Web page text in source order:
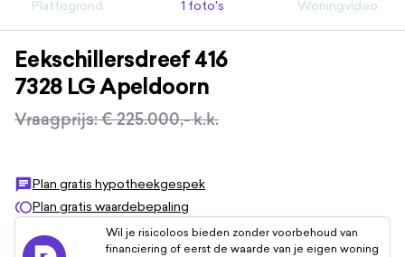
Plattegrond 1 foto's Woningvideo
Eekschillersdreef 416
7328 LGApeldoorn
Vraagprijs:€ 225.000,-k.k.
Plan gratis hypotheekgespek
Plan gratis waardebepaling
Wil je risicoloos bieden zonder voorbehoud van
financiering of eerst de waarde van je eigen woning